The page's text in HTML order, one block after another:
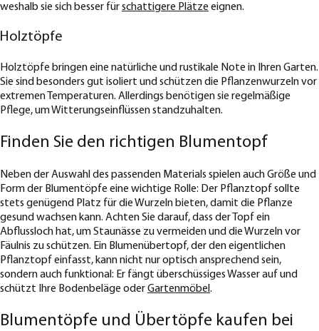
weshalb sie sich besser fürschattigere Plätze eignen.
Holztöpfe
Holztöpfe bringen eine natürliche und rustikale Note in Ihren Garten.
Sie sind besonders gut isoliert und schützen die Pflanzenwurzeln vor
extremen Temperaturen. Allerdings benötigen sie regelmäßige
Pflege, um Witterungseinflüssen standzuhalten.
Finden Sie den richtigen Blumentopf
Neben der Auswahl des passenden Materials spielen auch Größe und
Form der Blumentöpfe eine wichtige Rolle: Der Pflanztopf sollte
stets genügend Platz für die Wurzeln bieten, damit die Pflanze
gesund wachsen kann. Achten Sie darauf, dass der Topf ein
Abflussloch hat, um Staunässe zu vermeiden und die Wurzeln vor
Fäulnis zu schützen. Ein Blumenübertopf, der den eigentlichen
Pflanztopf einfasst, kann nicht nur optisch ansprechend sein,
sondern auch funktional: Er fängt überschüssiges Wasser auf und
schützt Ihre Bodenbeläge oderGartenmöbel .
Blumentöpfe und Übertöpfe kaufen bei